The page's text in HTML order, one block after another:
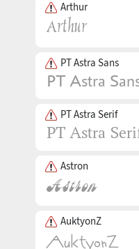
Arthur
PT Astra Sans
PT Astra Serif
Astron
AuktyonZ